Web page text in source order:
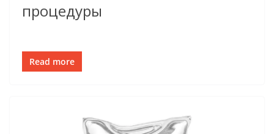
процедуры
Read more